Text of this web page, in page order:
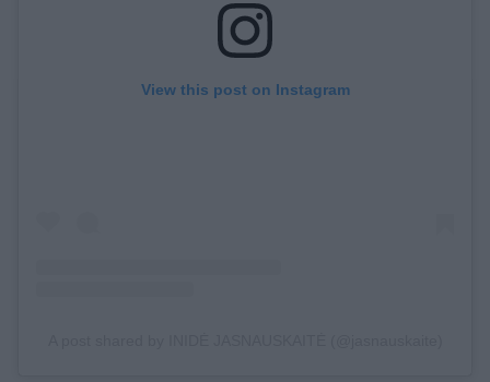
View this post on Instagram